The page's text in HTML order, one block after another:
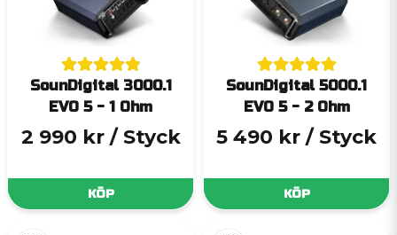
SounDigital 3000.1
EVO 5 - 1 Ohm
2 990 kr / Styck
KÖP
SounDigital 5000.1
EVO 5 - 2 Ohm
5 490 kr / Styck
KÖP